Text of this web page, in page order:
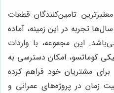
تامین‌کنندگان قطعات
تجربه در این زمینه، آماده
این مجموعه، با واردات
کوماتسو، امکان دسترسی به
مشتریان خود فراهم کرده
زمان در پروژه‌های عمرانی و